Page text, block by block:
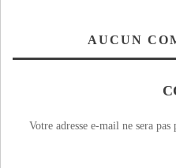
AUCUN
Votre adresse e-mail ne sera pas